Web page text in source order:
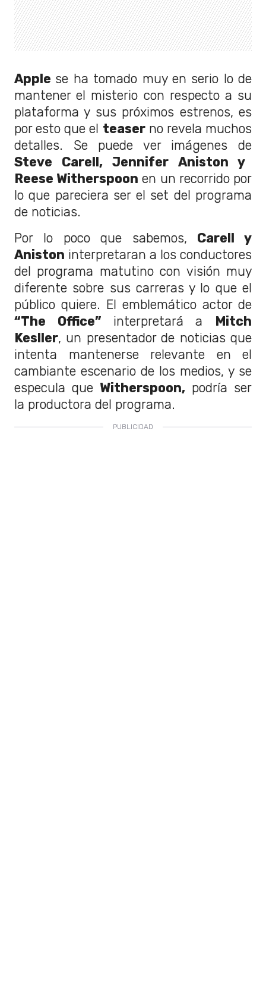
Apple se ha tomado muy en serio lo de
mantener el misterio con respecto a su
plataforma y sus próximos estrenos, es
por esto que el teaserno revela muchos
detalles. Se puede ver imágenes de
Steve Carell, Jennifer Aniston y
Reese Witherspoon en un recorrido por
lo que pareciera ser el set del programa
de noticias.
Por lo poco que sabemos, Carell y
Aniston interpretaran a los conductores
del programa matutino con visión muy
diferente sobre sus carreras y lo que el
público quiere. El emblemático actor de
“The Office”interpretará a Mitch
Kesller, un presentador de noticias que
intenta mantenerse relevante en el
cambiante escenario de los medios, y se
especula que Witherspoon, podría ser
la productora del programa.